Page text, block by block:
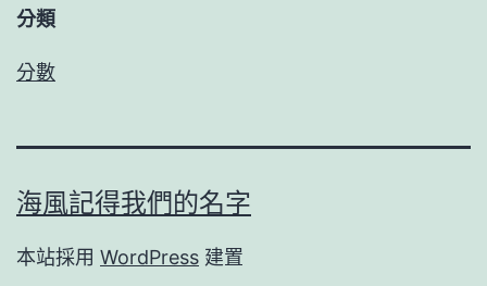
分類
分數
海風記得我們的名字
本站採用 WordPress 建置